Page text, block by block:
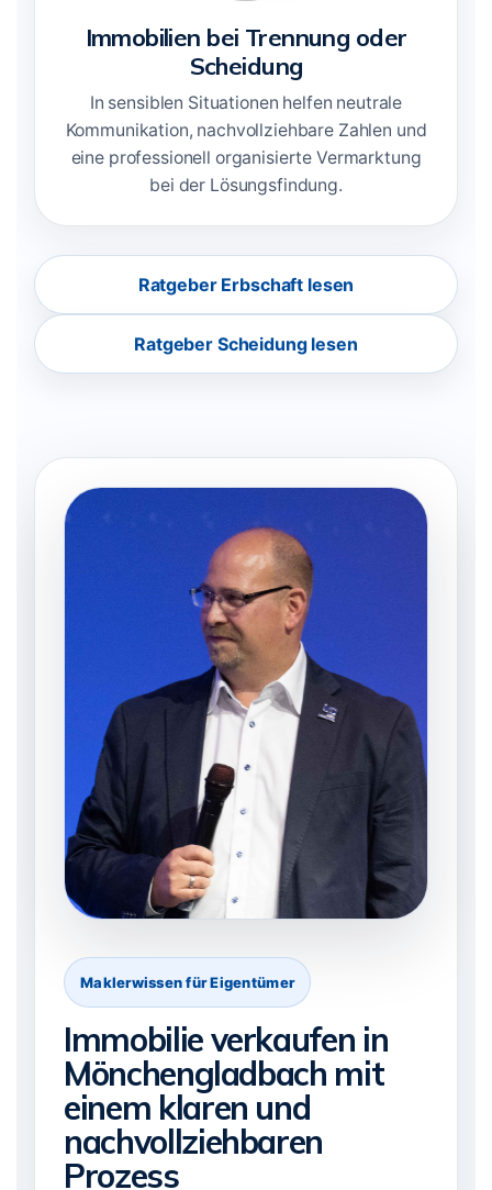
Immobilien bei Trennung oder
Scheidung
In sensiblen Situationen helfen neutrale
Kommunikation, nachvollziehbare Zahlen und
eine professionell organisierte Vermarktung
bei der Lösungsfindung.
Ratgeber Erbschaft lesen
Ratgeber Scheidung lesen
Maklerwissen für Eigentümer
Immobilie verkaufen in
Mönchengladbach mit
einem klaren und
nachvollziehbaren
Prozess